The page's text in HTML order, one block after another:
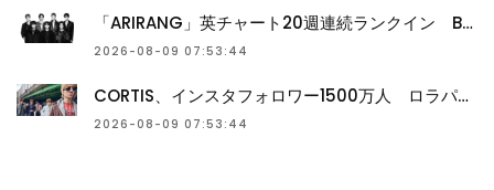
「ARIRANG」英チャート20週連続ランクイン BTSが7年ぶりに自己記録更新
2026-08-09 07:53:44
CORTIS、インスタフォロワー1500万人 ロラパルーザ後に人気加速
2026-08-09 07:53:44